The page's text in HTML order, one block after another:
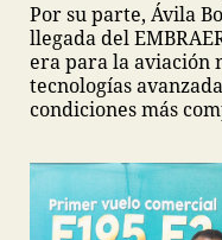
Por su parte, Ávila
llegada del
era para la aviación
tecnologías
condiciones más